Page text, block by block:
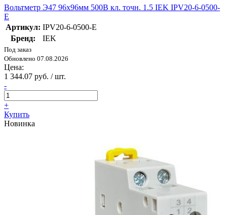
Вольтметр Э47 96х96мм 500В кл. точн. 1.5 IEK IPV20-6-0500-
E
Артикул: IPV20-6-0500-E
Бренд:
IEK
Под заказ
Обновлено 07.08.2026
Цена:
1 344.07 руб. / шт.
-
+
Купить
Новинка